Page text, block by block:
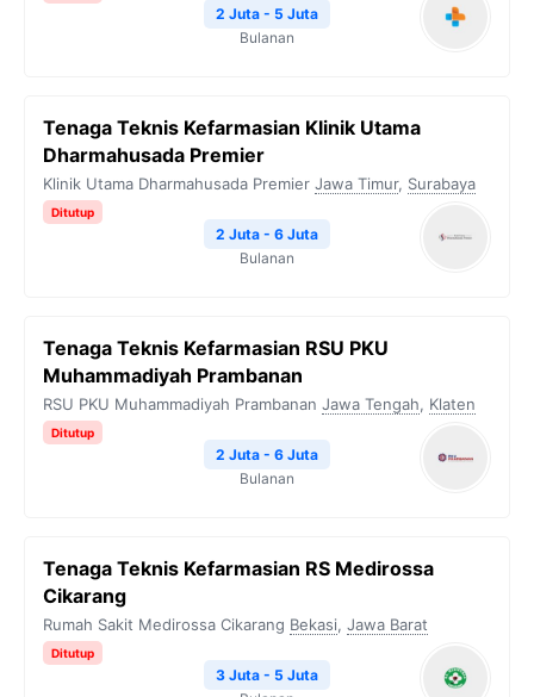
2 Juta - 5 Juta
Bulanan
Tenaga Teknis Kefarmasian Klinik Utama
Dharmahusada Premier
Klinik Utama Dharmahusada Premier Jawa Timur, Surabaya
Ditutup
2 Juta - 6 Juta
Bulanan
Tenaga Teknis Kefarmasian RSU PKU
Muhammadiyah Prambanan
RSU PKU Muhammadiyah Prambanan Jawa Tengah, Klaten
Ditutup
2 Juta - 6 Juta
Bulanan
Tenaga Teknis Kefarmasian RS Medirossa
Cikarang
Rumah Sakit Medirossa Cikarang Bekasi, Jawa Barat
Ditutup
3 Juta - 5 Juta